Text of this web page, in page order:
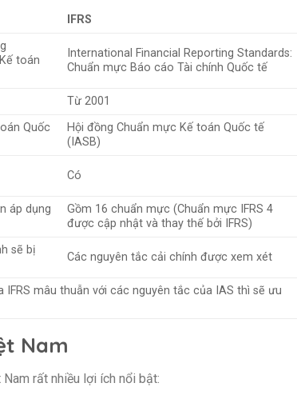
IFRS
toán
International Financial Reporting Standards:
Chuẩn mực Báo cáo Tài chính Quốc tế
Từ 2001
Quốc
Hội đồng Chuẩn mực Kế toán Quốc tế
(IASB)
Có
áp dụng
Gồm 16 chuẩn mực (Chuẩn mực IFRS 4
được cập nhật và thay thế bởi IFRS)
sẽ bị
Các nguyên tắc cải chính được xem xét
IFRS mâu thuẫn với các nguyên tắc của IAS thì sẽ ưu
Nam
rất nhiều lợi ích nổi bật: